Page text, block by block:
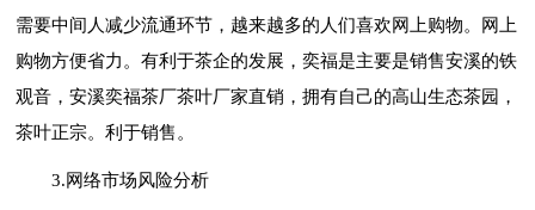
需要中间人减少流通环节，越来越多的人们喜欢网上购物。网上
购物方便省力。有利于茶企的发展，奕福是主要是销售安溪的铁
观音，安溪奕福茶厂茶叶厂家直销，拥有自己的高山生态茶园，
茶叶正宗。利于销售。
3.网络市场风险分析